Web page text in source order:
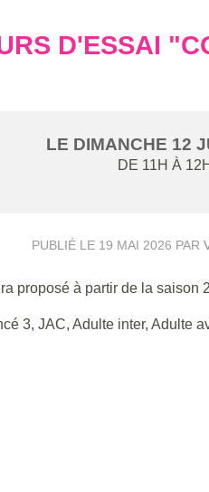
D'ESSAI
LE DIMANCHE 12
DE 11H À 12H
PUBLIÉ LE 19 MAI 2026 PAR
proposé à partir de la saison
3, JAC, Adulte inter, Adulte